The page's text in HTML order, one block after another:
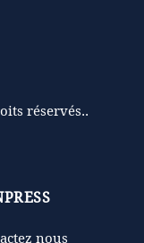
réservés..
nous